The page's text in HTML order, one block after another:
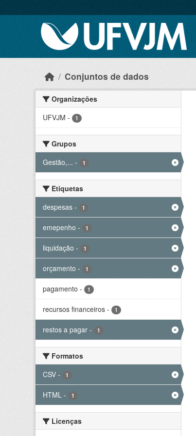
Conjuntos de dados
Organizações
UFVJM - 1
Grupos
Gestão,... - 1
Etiquetas
despesas - 1
emepenho - 1
liquidação - 1
orçamento - 1
pagamento - 1
recursos financeiros - 1
restos a pagar - 1
Formatos
CSV - 1
HTML - 1
Licenças